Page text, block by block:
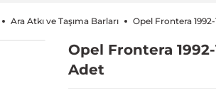
Ara Atkı ve Taşıma Barları Opel Frontera
Opel Frontera 1992-
Adet